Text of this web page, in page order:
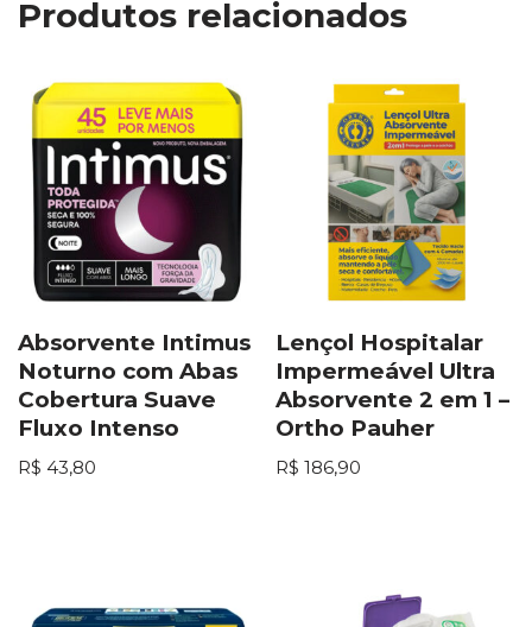
Produtos relacionados
Absorvente Intimus
Noturno com Abas
Cobertura Suave
Fluxo Intenso
R$ 43,80
Lençol Hospitalar
Impermeável Ultra
Absorvente 2 em 1 –
Ortho Pauher
R$ 186,90